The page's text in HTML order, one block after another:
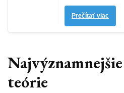
Prečítať viac
teórie